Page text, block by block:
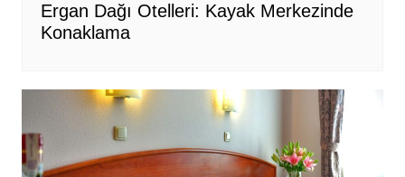
Ergan Dağı Otelleri: Kayak Merkezinde
Konaklama